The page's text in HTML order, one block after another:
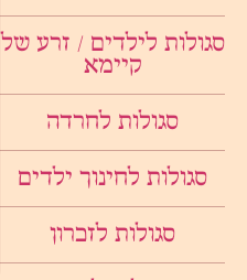
סגולות לילדים / זרע של
קיימא
סגולות לחרדה
סגולות לחינוך ילדים
סגולות לזכרון